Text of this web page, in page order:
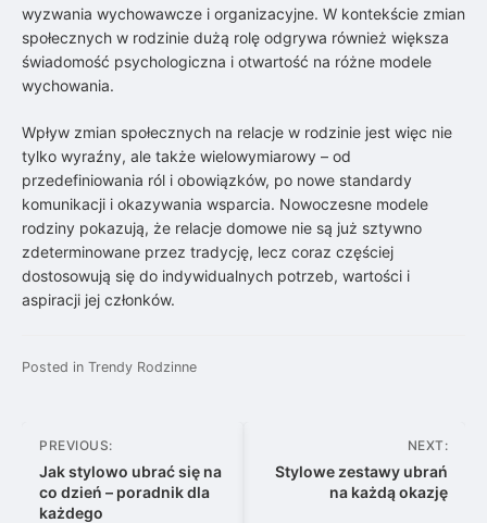
wyzwania wychowawcze i organizacyjne. W kontekście zmian
społecznych w rodzinie dużą rolę odgrywa również większa
świadomość psychologiczna i otwartość na różne modele
wychowania.
Wpływ zmian społecznych na relacje w rodzinie jest więc nie
tylko wyraźny, ale także wielowymiarowy – od
przedefiniowania ról i obowiązków, po nowe standardy
komunikacji i okazywania wsparcia. Nowoczesne modele
rodziny pokazują, że relacje domowe nie są już sztywno
zdeterminowane przez tradycję, lecz coraz częściej
dostosowują się do indywidualnych potrzeb, wartości i
aspiracji jej członków.
Posted in Trendy Rodzinne
Nawigacja
wpisu
PREVIOUS:
Jak stylowo ubrać się na
co dzień – poradnik dla
każdego
NEXT:
Stylowe zestawy ubrań
na każdą okazję